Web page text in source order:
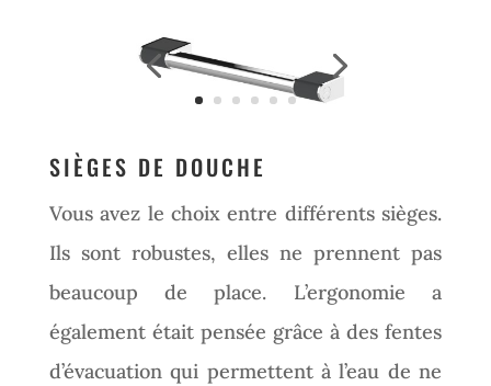
SIÈGES DE DOUCHE
Vous avez le choix entre différents sièges.
Ils sont robustes, elles ne prennent pas
beaucoup de place. L’ergonomie a
également était pensée grâce à des fentes
d’évacuation qui permettent à l’eau de ne